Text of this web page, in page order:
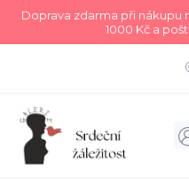
Doprava zdarma při nákupu
1000 Kč a